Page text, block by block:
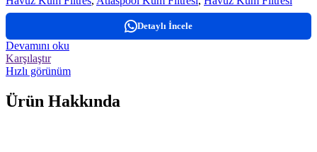
Detaylı İncele
Devamını oku
Karşılaştır
Hızlı görünüm
Ürün Hakkında